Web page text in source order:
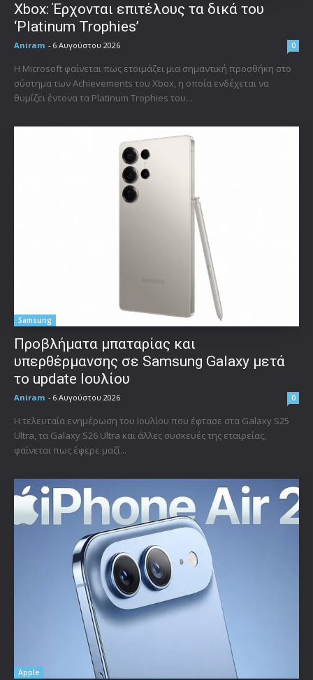
Xbox: Έρχονται επιτέλους τα δικά του
‘Platinum Trophies’
Aniram - 6 Αυγούστου 2026 0
Η Microsoft φαίνεται πως ετοιμάζει μια σημαντική προσθήκη στο
σύστημα των Achievements του Xbox, η οποία ενδέχεται να
θυμίζει έντονα τα Platinum Trophies του...
Samsung
Προβλήματα μπαταρίας και
υπερθέρμανσης σε Samsung Galaxy μετά
το update Ιουλίου
Aniram - 6 Αυγούστου 2026 0
Η τελευταία ενημέρωση του Ιουλίου που έφτασε στα Galaxy S25
Ultra, τα Galaxy S26 Ultra και άλλες συσκευές της εταιρείας,
φαίνεται πως έφερε μαζί...
Apple